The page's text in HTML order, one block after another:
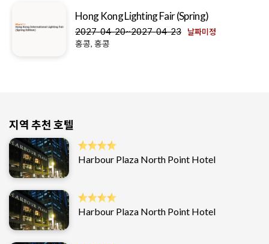
Hong Kong Lighting Fair (Spring)
2027-04-20~2027-04-23 날짜미정
홍콩, 홍콩
지역 추천 호텔
Harbour Plaza North Point Hotel
Harbour Plaza North Point Hotel